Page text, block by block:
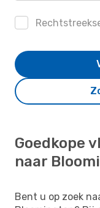
Goedkope
naar
Bent u op zoek